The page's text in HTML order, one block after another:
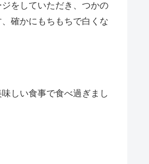
をしていただき、つかの
確かにもちもちで白くな
しい食事で食べ過ぎまし